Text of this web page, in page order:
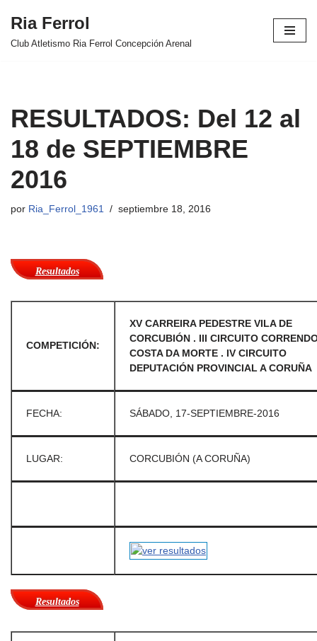
Saltar
Ria Ferrol
Club Atletismo Ria Ferrol Concepción Arenal
RESULTADOS: Del 12 al
18 de SEPTIEMBRE
2016
por Ria_Ferrol_1961 septiembre 18, 2016
Resultados
COMPETICIÓN:
XV CARREIRA PEDESTRE VILA DE
CORCUBIÓN . III CIRCUITO
COSTA DA MORTE . IV CIRCUITO
DEPUTACIÓN PROVINCIAL A CORUÑA
FECHA: SÁBADO, 17-SEPTIEMBRE-2016
LUGAR: CORCUBIÓN (A CORUÑA)
Resultados